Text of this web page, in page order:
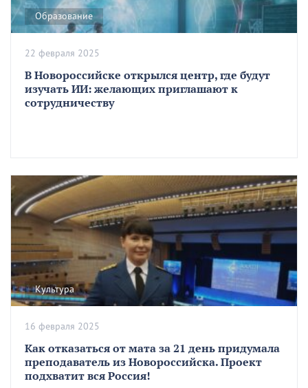
Образование
В Новороссийске открылся центр, где будут
изучать ИИ: желающих приглашают к
сотрудничеству
22 февраля 2025
Культура
Как отказаться от мата за 21 день придумала
преподаватель из Новороссийска. Проект
подхватит вся Россия!
16 февраля 2025